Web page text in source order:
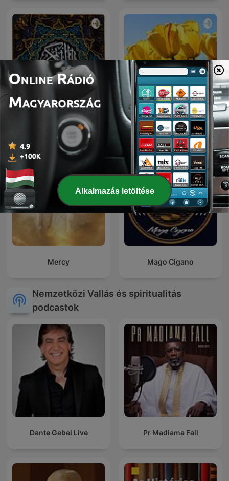
السديس و الشريم | القرآن
الكريم
a1
Mercy Mago Cigano
Nemzetközi Vallás és spiritualitás
podcastok
Dante Gebel Live Pr Madiama Fall
Alkalmazás letöltése